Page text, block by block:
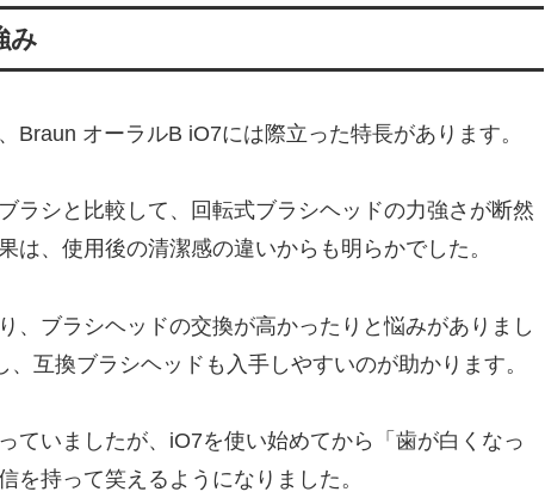
み
オーラルB iO7には際立った特長があります。
ラシと比較して、回転式ブラシヘッドの力強さが断然
、使用後の清潔感の違いからも明らかでした。
、ブラシヘッドの交換が高かったりと悩みがありまし
互換ブラシヘッドも入手しやすいのが助かります。
ていましたが、iO7を使い始めてから「歯が白くなっ
を持って笑えるようになりました。